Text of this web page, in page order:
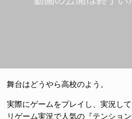
舞台はどうやら高校のよう。
実際にゲームをプレイし、実況し
リゲーム実況で人気の『テンショ